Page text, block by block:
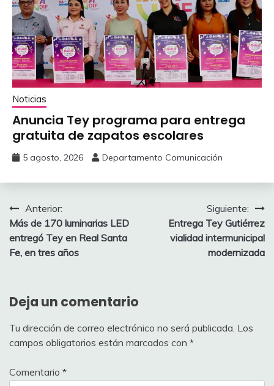
Noticias
Anuncia Tey programa para entrega
gratuita de zapatos escolares
5 agosto, 2026 Departamento Comunicación
Navegación
de
entradas
Anterior:
Más de 170 luminarias LED
entregó Tey en Real Santa
Fe, en tres años
Siguiente:
Entrega Tey Gutiérrez
vialidad intermunicipal
modernizada
Deja un comentario
Tu dirección de correo electrónico no será publicada. Los
campos obligatorios están marcados con *
Comentario *